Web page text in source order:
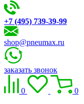
+7 (495) 739-39-99
shop@pneumax.ru
заказать звонок
0 0